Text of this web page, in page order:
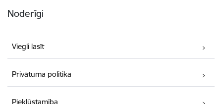
Noderīgi
Viegli lasīt
Privātuma politika
Piekļūstamība